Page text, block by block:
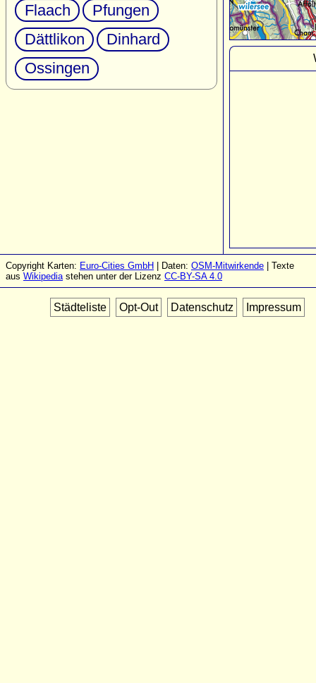
Flaach
Pfungen
Dättlikon
Dinhard
Ossingen
Copyright Karten: Euro-Cities GmbH | Daten: OSM-Mitwirkende | Texte
aus Wikipediastehen unter der Lizenz CC-BY-SA 4.0
Städteliste Opt-Out Datenschutz Impressum